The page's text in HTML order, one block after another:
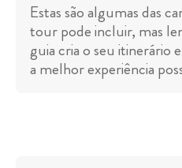
Estas são algumas das
tour pode incluir, mas
guia cria o seu itinerário
a melhor experiência